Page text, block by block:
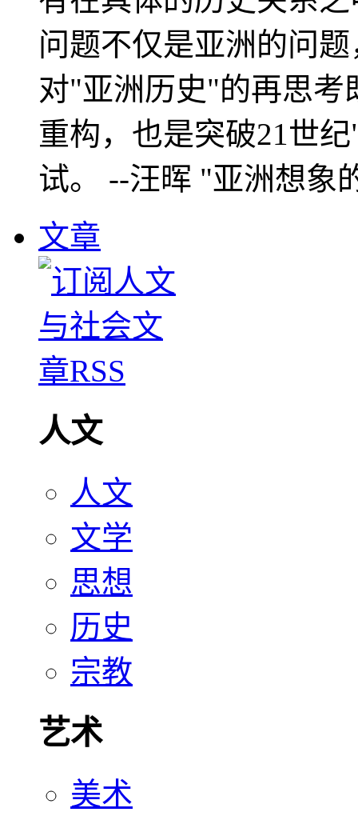
问题不仅是亚洲的问
对"亚洲历史"的再思考
重构，也是突破21世
试。 --汪晖 "亚洲想象
文章
人文
人文
文学
思想
历史
宗教
艺术
美术